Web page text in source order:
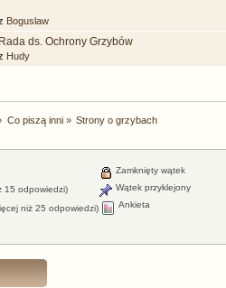
Boguslaw
ds. Ochrony Grzybów
Hudy
Co piszą inni» Strony o grzybach
15 odpowiedzi)
niż 25 odpowiedzi)
Zamknięty wątek
Wątek przyklejony
Ankieta